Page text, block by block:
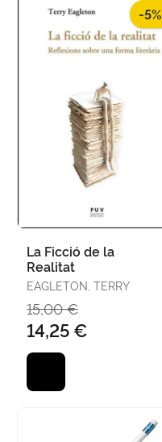
-5%
La Ficció de la
Realitat
EAGLETON, TERRY
15,00 €
14,25 €